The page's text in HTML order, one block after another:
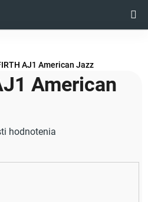
KOŠÍK
AJ1 American Jazz
American
hodnotenia